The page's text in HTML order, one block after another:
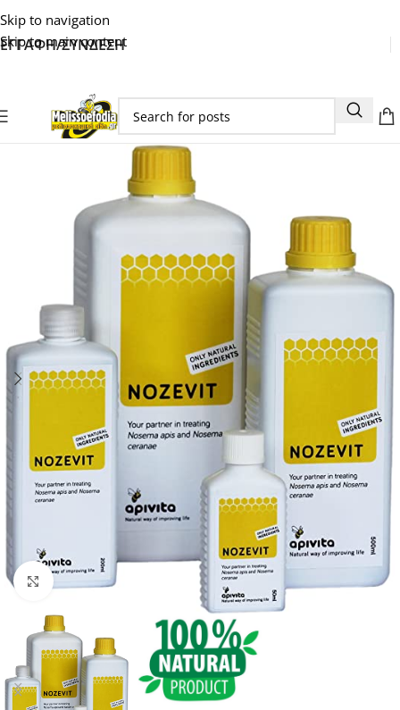
Skip to navigation
Skip to main content
ΕΓΓΑΦΗ/ΣΥΝΔΕΣΗ
Click to enlarge